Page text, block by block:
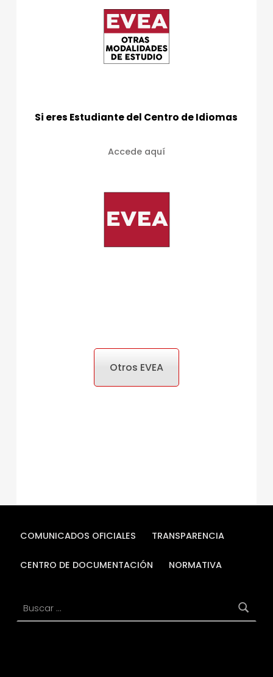
Si eres Estudiante del Centro de Idiomas
Accede aquí
Otros EVEA
COMUNICADOS OFICIALES TRANSPARENCIA
CENTRO DE DOCUMENTACIÓN NORMATIVA